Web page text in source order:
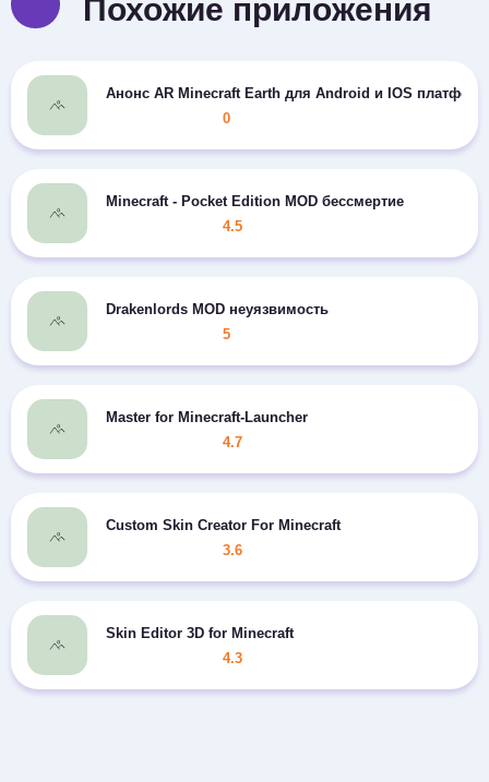
Похожие приложения
Анонс AR Minecraft Earth для Android и IOS платформ
0
Minecraft - Pocket Edition MOD бессмертие
4.5
Drakenlords MOD неуязвимость
5
Master for Minecraft-Launcher
4.7
Custom Skin Creator For Minecraft
3.6
Skin Editor 3D for Minecraft
4.3